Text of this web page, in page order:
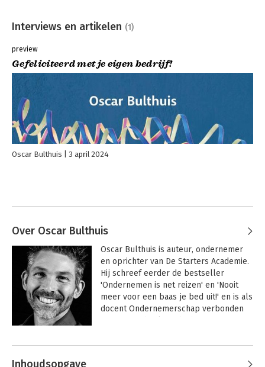
Interviews en artikelen (1)
preview
Gefeliciteerd met je eigen bedrijf!
Oscar Bulthuis 3 april 2024
Over Oscar Bulthuis
Oscar Bulthuis is auteur, ondernemer
en oprichter van De Starters Academie.
Hij schreef eerder de bestseller
'Ondernemen is net reizen' en 'Nooit
meer voor een baas je bed uit!' en is als
docent Ondernemerschap verbonden
eigen bedrijf'. Hij heeft met zijn boeken,
Andere boeken door Oscar Bulthuis
Inhoudsopgave